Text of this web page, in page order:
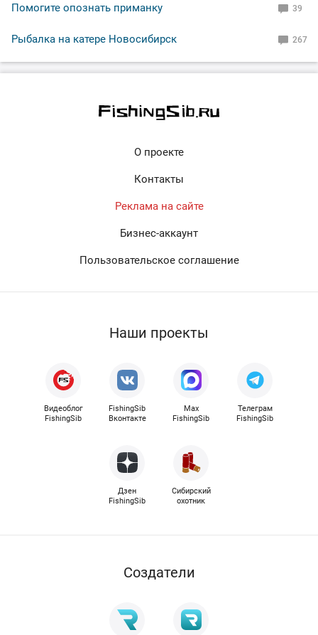
Помогите опознать приманку 39
Рыбалка на катере Новосибирск 267
О проекте
Контакты
Реклама на сайте
Бизнес-аккаунт
Пользовательское соглашение
Наши проекты
Видеоблог
FishingSib
FishingSib
Вконтакте
Max
FishingSib
Телеграм
FishingSib
Дзен
FishingSib
Сибирский
охотник
Cоздатели